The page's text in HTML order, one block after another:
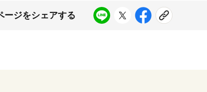
ージをシェアする